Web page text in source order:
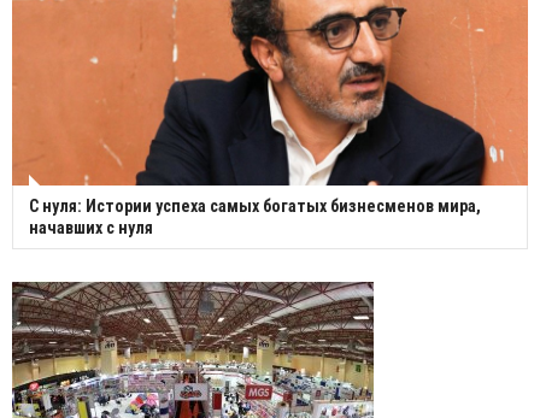
С нуля: Истории успеха самых богатых бизнесменов мира,
начавших с нуля